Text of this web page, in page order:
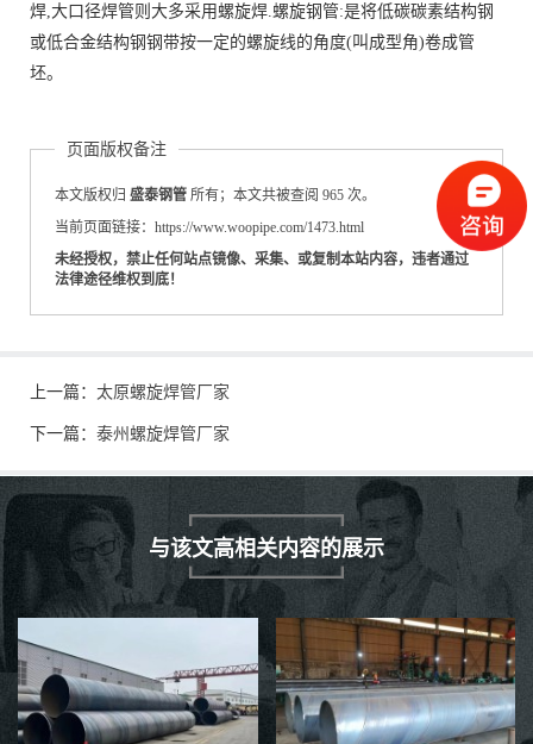
焊,大口径焊管则大多采用螺旋焊.螺旋钢管:是将低碳碳素结构钢
或低合金结构钢钢带按一定的螺旋线的角度(叫成型角)卷成管
坯。
页面版权备注
本文版权归 盛泰钢管 所有；本文共被查阅 965 次。
当前页面链接：https://www.woopipe.com/1473.html
未经授权，禁止任何站点镜像、采集、或复制本站内容，违者通过
法律途径维权到底！
上一篇： 太原螺旋焊管厂家
下一篇： 泰州螺旋焊管厂家
与该文高相关内容的展示